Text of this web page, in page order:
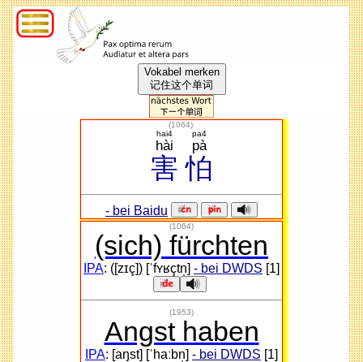
Vokabel merken
记住这个单词
(1064)
害
hài
hai4
怕
pà
pa4
- bei Baidu
(1064)
(sich) fürchten
IPA: ([zɪç]) [ˈfʏʁçtn̩] - bei DWDS [1]
(1953)
Angst haben
IPA: [aŋst] [ˈhaːbn̩] - bei DWDS [1]